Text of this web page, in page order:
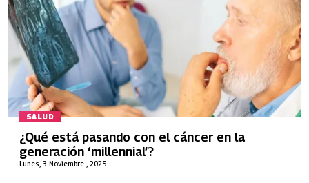
SALUD
Lunes, 3 Noviembre , 2025
¿Qué está pasando con el cáncer en la
generación ‘millennial’?